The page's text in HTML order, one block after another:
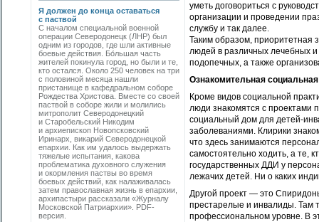
Я должен до конца оставаться
с паствой
С началом специальной военной
операции Северодонецк (ЛНР) был
одним из городов, где шли активные
боевые действия. Бо́льшая часть
жителей покинула город, но были и те,
кто остался. Около 250 человек на три
с половиной месяца нашли
пристанище в кафедральном соборе
Рождества Христова. Вместе со своей
паствой в соборе жили и молились
митрополит Северодонецкий
и Старобельский Никодим
и архиепископ Новопсковский
Иринарх, викарий Северодонецкой
епархии. Как им удалось выдержать
тяжелые испытания, какова
проблематика духовного служения
и окормления паствы во время
боевых действий, как налаживалась
затем православная жизнь в епархии,
архипастыри рассказали «Журналу
Московской Патриархии». PDF-
версия.
уметь договориться с
организации и проведении
службу и так далее.
Таким образом, приоритетная
людей в различных лечебных и
подопечных, а также
Ознакомительная социальная
Кроме видов социальной
люди знакомятся с
социальный дом для детей-
заболеваниями. Клирики
что здесь занимаются
самостоятельно ходить, а те,
государственных ДДИ у
лежачих детей. Ни о каких
Другой проект — это
престарелые и инвалиды. Там
профессиональном уровне. В